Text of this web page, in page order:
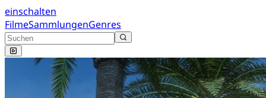
einschalten
FilmeSammlungenGenres